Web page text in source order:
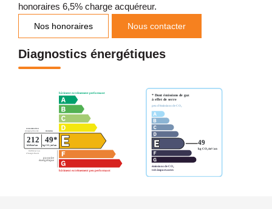
honoraires 6,5% charge acquéreur.
Nos honoraires Nous contacter
Diagnostics énergétiques